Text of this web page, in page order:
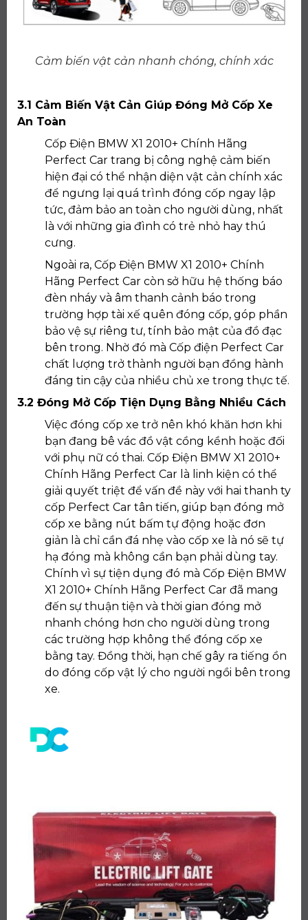
Cảm biến vật cản nhanh chóng, chính xác
3.1 Cảm Biến Vật Cản Giúp Đóng Mở Cốp Xe
An Toàn
Cốp Điện BMW X1 2010+ Chính Hãng
Perfect Car trang bị công nghệ cảm biến
hiện đại có thể nhận diện vật cản chính xác
để ngưng lại quá trình đóng cốp ngay lập
tức, đảm bảo an toàn cho người dùng, nhất
là với những gia đình có trẻ nhỏ hay thú
cưng.
Ngoài ra, Cốp Điện BMW X1 2010+ Chính
Hãng Perfect Car còn sở hữu hệ thống báo
đèn nháy và âm thanh cảnh báo trong
trường hợp tài xế quên đóng cốp, góp phần
bảo vệ sự riêng tư, tính bảo mật của đồ đạc
bên trong. Nhờ đó mà Cốp điện Perfect Car
chất lượng trở thành người bạn đồng hành
đáng tin cậy của nhiều chủ xe trong thực tế.
3.2 Đóng Mở Cốp Tiện Dụng Bằng Nhiều Cách
Việc đóng cốp xe trở nên khó khăn hơn khi
bạn đang bê vác đồ vật cồng kềnh hoặc đối
với phụ nữ có thai. Cốp Điện BMW X1 2010+
Chính Hãng Perfect Car là linh kiện có thể
giải quyết triệt để vấn đề này với hai thanh ty
cốp Perfect Car tân tiến, giúp bạn đóng mở
cốp xe bằng nút bấm tự động hoặc đơn
giản là chỉ cần đá nhẹ vào cốp xe là nó sẽ tự
hạ đóng mà không cần bạn phải dùng tay.
Chính vì sự tiện dụng đó mà Cốp Điện BMW
X1 2010+ Chính Hãng Perfect Car đã mang
đến sự thuận tiện và thời gian đóng mở
nhanh chóng hơn cho người dùng trong
các trường hợp không thể đóng cốp xe
bằng tay. Đồng thời, hạn chế gây ra tiếng ồn
do đóng cốp vật lý cho người ngồi bên trong
xe.